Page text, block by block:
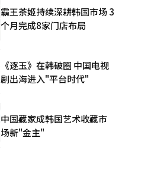
霸王茶姬持续深耕韩国市场 3
个月完成8家门店布局
《逐玉》在韩破圈 中国电视
剧出海进入"平台时代"
中国藏家成韩国艺术收藏市
场新"金主"